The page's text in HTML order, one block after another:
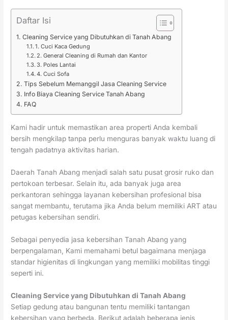
Daftar Isi
Cleaning Service yang Dibutuhkan di Tanah Abang
1. Cuci Kaca Gedung
2. General Cleaning di Rumah dan Kantor
3. Poles Lantai
4. Cuci Sofa
Tips Sebelum Memanggil Jasa Cleaning Service
Info Biaya Cleaning Service Tanah Abang
FAQ
Kami hadir untuk memastikan area properti Anda kembali
bersih mengkilap tanpa perlu menguras banyak waktu luang di
tengah padatnya aktivitas harian.
Daerah Tanah Abang menjadi salah satu pusat grosir ruko dan
pertokoan terbesar. Selain itu, ada banyak juga area
perkantoran sehingga layanan kebersihan profesional bisa
sangat membantu, terutama jika Anda belum memiliki ART atau
petugas kebersihan sendiri.
Sebagai penyedia jasa kebersihan Tanah Abang yang
berpengalaman, Kami memahami betul bagaimana menjaga
standar higienitas di lingkungan yang memiliki mobilitas tinggi
seperti ini.
Cleaning Service yang Dibutuhkan di Tanah Abang
Setiap gedung atau bangunan tentu memiliki tantangan
kebersihan yang berbeda. Berikut adalah beberapa jenis